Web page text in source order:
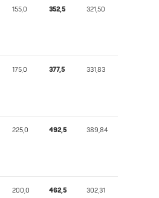
155,0 352,5 321,50
175,0 377,5 331,83
225,0 492,5 389,84
200,0 462,5 302,31